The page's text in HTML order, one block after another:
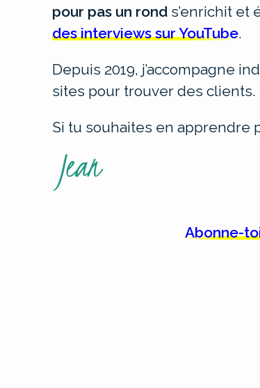
pour pas un rond s’enrichit et
des interviews sur YouTube.
Depuis 2019, j’accompagne
sites pour trouver des clients.
Si tu souhaites en apprendre
Abonne-